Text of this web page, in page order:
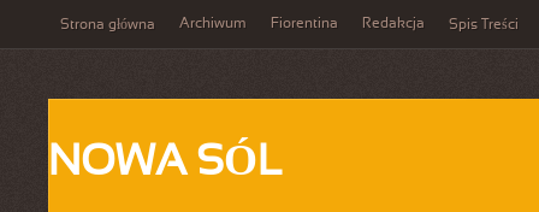
Strona główna Archiwum Fiorentina Redakcja Spis Treści
NOWA SÓL